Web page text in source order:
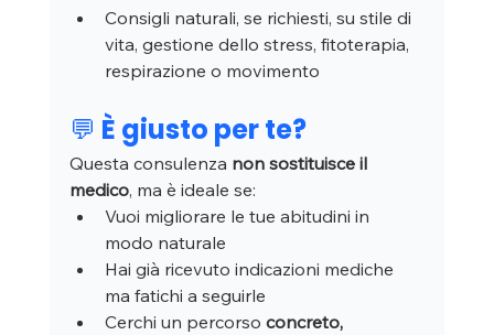
Consigli naturali, se richiesti, su stile di
vita, gestione dello stress, fitoterapia,
respirazione o movimento
💬 È giusto per te?
Questa consulenza non sostituisce il
medico, ma è ideale se:
Vuoi migliorare le tue abitudini in
modo naturale
Hai già ricevuto indicazioni mediche
ma fatichi a seguirle
Cerchi un percorso concreto,